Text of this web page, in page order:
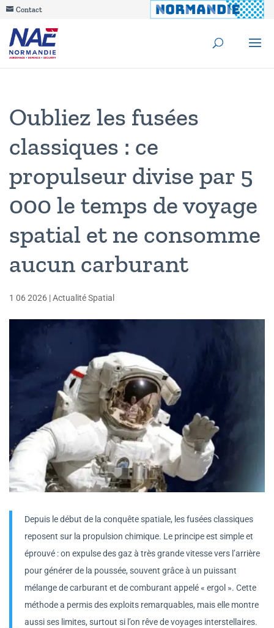
Contact
Oubliez les fusées
classiques : ce
propulseur divise par 5
000 le temps de voyage
spatial et ne consomme
aucun carburant
1 06 2026 |Actualité Spatial
Depuis le début de la conquête spatiale, les fusées classiques
reposent sur la propulsion chimique. Le principe est simple et
éprouvé : on expulse des gaz à très grande vitesse vers l’arrière
pour générer de la poussée, souvent grâce à un puissant
mélange de carburant et de comburant appelé « ergol ». Cette
méthode a permis des exploits remarquables, mais elle montre
aussi ses limites, surtout si l’on rêve de voyages interstellaires.